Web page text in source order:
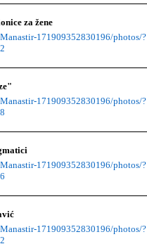
za žene
171909352830196/photos/?
171909352830196/photos/?
171909352830196/photos/?
171909352830196/photos/?